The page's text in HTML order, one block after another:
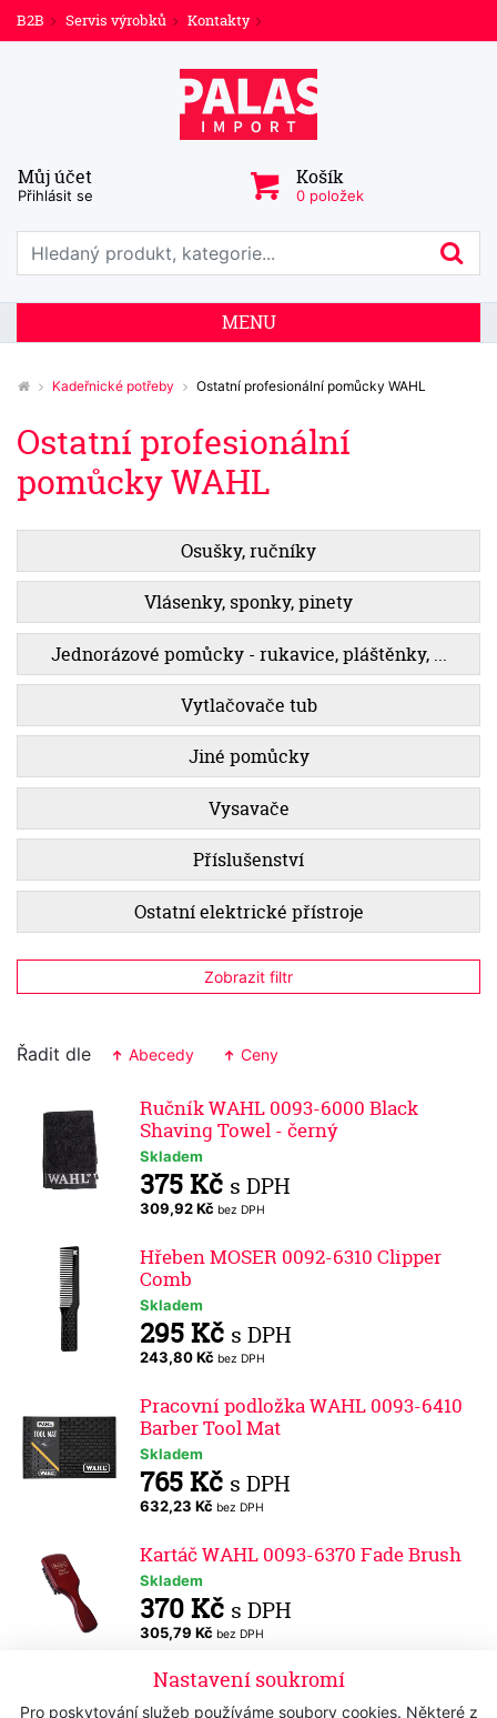
Nastavení soukromí
Pro poskytování služeb používáme soubory cookies. Některé z
B2B Servis výrobků Kontakty
Můj účet
Přihlásit se
Košík
0 položek
Prohledat web
MENU
Kadeřnické potřeby Ostatní profesionální pomůcky WAHL
Ostatní profesionální
pomůcky WAHL
Osušky, ručníky
Vlásenky, sponky, pinety
Jednorázové pomůcky - rukavice, pláštěnky, ...
Vytlačovače tub
Jiné pomůcky
Vysavače
Příslušenství
Ostatní elektrické přístroje
Zobrazit filtr
Řadit dle Abecedy Ceny
Ručník WAHL 0093-6000 Black
Shaving Towel - černý
Skladem
375 Kč s DPH
309,92 Kč bez DPH
Hřeben MOSER 0092-6310 Clipper
Comb
Skladem
295 Kč s DPH
243,80 Kč bez DPH
Pracovní podložka WAHL 0093-6410
Barber Tool Mat
Skladem
765 Kč s DPH
632,23 Kč bez DPH
Kartáč WAHL 0093-6370 Fade Brush
Skladem
370 Kč s DPH
305,79 Kč bez DPH
Kartáč WAHL 0093-6460 Fade Brush
Skladem